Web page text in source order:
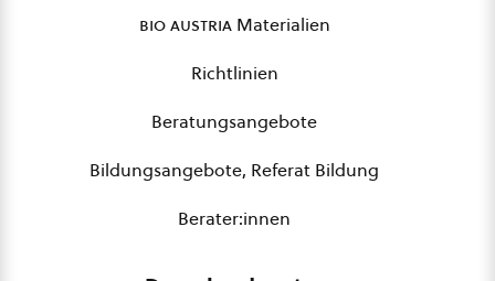
bio austriaMaterialien
Richtlinien
Beratungsangebote
Bildungsangebote, Referat Bildung
Berater:innen